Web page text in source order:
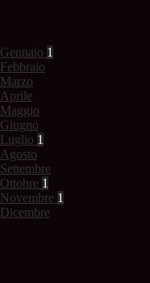
Gennaio 1
Febbraio
Marzo
Aprile
Maggio
Giugno
Luglio 1
Agosto
Settembre
Ottobre 1
Novembre 1
Dicembre